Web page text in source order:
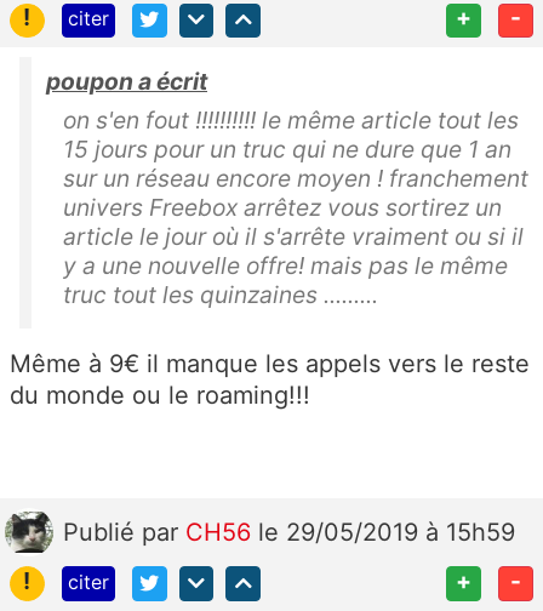
! citer + -
poupon a écrit
on s'en fout !!!!!!!!!! le même article tout les
15 jours pour un truc qui ne dure que 1 an
sur un réseau encore moyen ! franchement
univers Freebox arrêtez vous sortirez un
article le jour où il s'arrête vraiment ou si il
y a une nouvelle offre! mais pas le même
truc tout les quinzaines .........
Même à 9€ il manque les appels vers le reste
du monde ou le roaming!!!
Publié par CH56 le 29/05/2019 à 15h59
!
citer + -